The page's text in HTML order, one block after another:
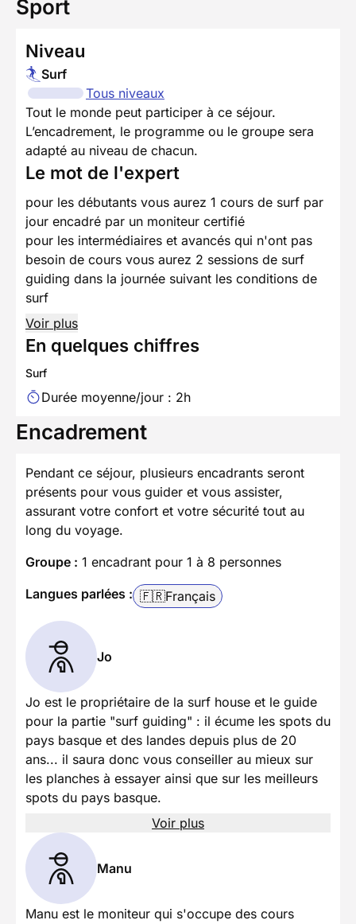
Sport
Niveau
Surf
Tous niveaux
Tout le monde peut participer à ce séjour.
L’encadrement, le programme ou le groupe sera
adapté au niveau de chacun.
Le mot de l'expert
pour les débutants vous aurez 1 cours de surf par
jour encadré par un moniteur certifié
pour les intermédiaires et avancés qui n'ont pas
besoin de cours vous aurez 2 sessions de surf
guiding dans la journée suivant les conditions de
surf
Voir plus
En quelques chiffres
Surf
Durée moyenne/jour : 2h
Encadrement
Pendant ce séjour, plusieurs encadrants seront
présents pour vous guider et vous assister,
assurant votre confort et votre sécurité tout au
long du voyage.
Groupe : 1 encadrant pour 1 à 8 personnes
Langues parlées : 🇫🇷Français
Jo
Jo est le propriétaire de la surf house et le guide
pour la partie "surf guiding" : il écume les spots du
pays basque et des landes depuis plus de 20
ans... il saura donc vous conseiller au mieux sur
les planches à essayer ainsi que sur les meilleurs
spots du pays basque.
Voir plus
Manu
Manu est le moniteur qui s'occupe des cours